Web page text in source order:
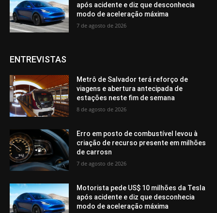
após acidente e diz que desconhecia
modo de aceleração máxima
7 de agosto de 2026
ENTREVISTAS
Metrô de Salvador terá reforço de
viagens e abertura antecipada de
estações neste fim de semana
8 de agosto de 2026
Erro em posto de combustível levou à
criação de recurso presente em milhões
de carrosn
7 de agosto de 2026
Motorista pede US$ 10 milhões da Tesla
após acidente e diz que desconhecia
modo de aceleração máxima